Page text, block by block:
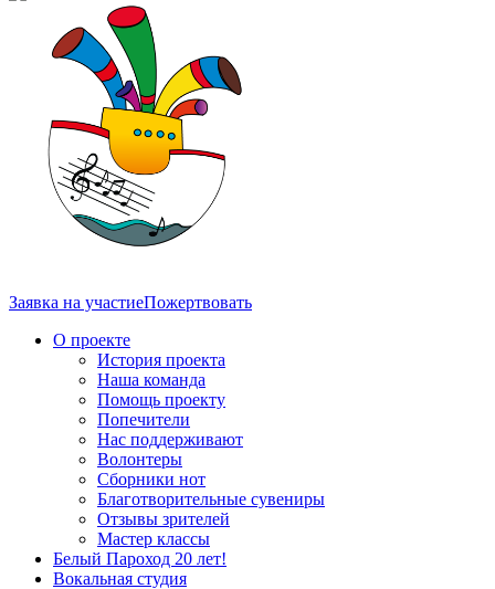
Заявка на участиеПожертвовать
О проекте
История проекта
Наша команда
Помощь проекту
Попечители
Нас поддерживают
Волонтеры
Сборники нот
Благотворительные сувениры
Отзывы зрителей
Мастер классы
Белый Пароход 20 лет!
Вокальная студия